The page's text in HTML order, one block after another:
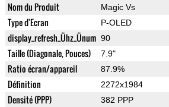
Nom du Produit Magic Vs
Type d'Ecran P-OLED
display_refresh_Ühz_Ünum 90
Taille (Diagonale, Pouces) 7.9"
Ratio écran/appareil 87.9%
Définition 2272x1984
Densité (PPP) 382 PPP